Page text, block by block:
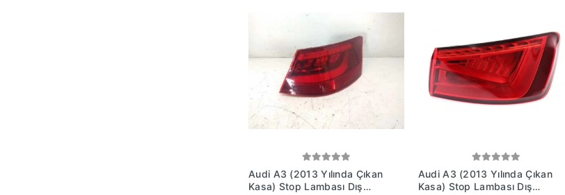
Audi A3 (2013 Yılında Çıkan
Kasa) Stop Lambası Dış
Audi A3 (2013 Yılında Çıkan
Kasa) Stop Lambası Dış